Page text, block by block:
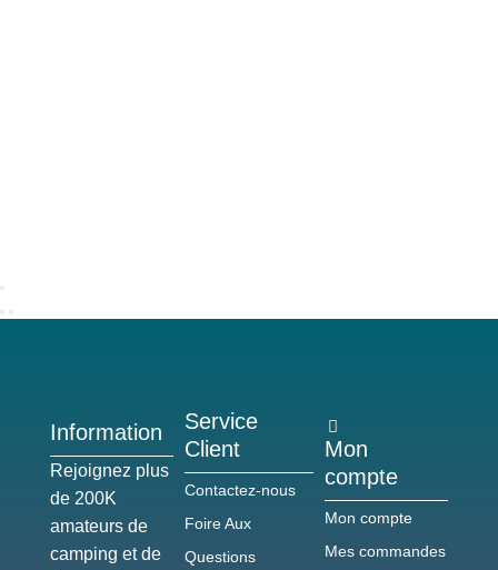
Information
Rejoignez plus
de 200K
amateurs de
camping et de
Service
Client
Contactez-nous
Foire Aux
Questions
Mon
compte
Mon compte
Mes commandes